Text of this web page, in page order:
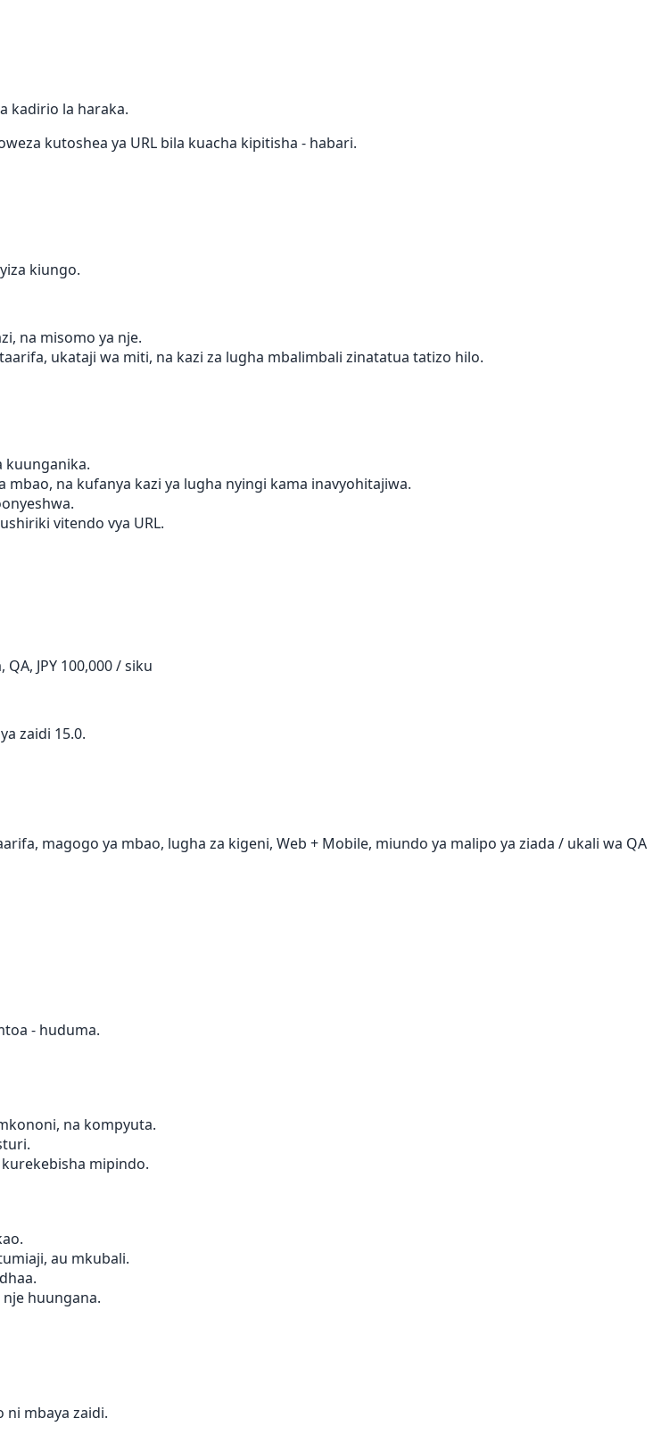
kadirio la haraka.
kutoshea ya URL bila kuacha kipitisha - habari.
kiungo.
na misomo ya nje.
ukataji wa miti, na kazi za lugha mbalimbali zinatatua tatizo hilo.
kuunganika.
na kufanya kazi ya lugha nyingi kama inavyohitajiwa.
vitendo vya URL.
JPY 100,000 / siku
zaidi 15.0.
magogo ya mbao, lugha za kigeni, Web + Mobile, miundo ya malipo ya ziada / ukali wa QA
- huduma.
na kompyuta.
mipindo.
au mkubali.
nje huungana.
ni mbaya zaidi.